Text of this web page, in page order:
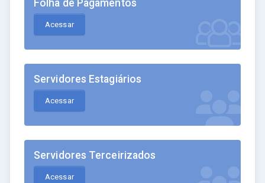
Folha de Pagamentos
Acessar
Servidores Estagiários
Acessar
Servidores Terceirizados
Acessar